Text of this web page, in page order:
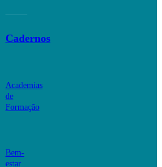
Cadernos
Academias
de
Formação
Bem-
estar